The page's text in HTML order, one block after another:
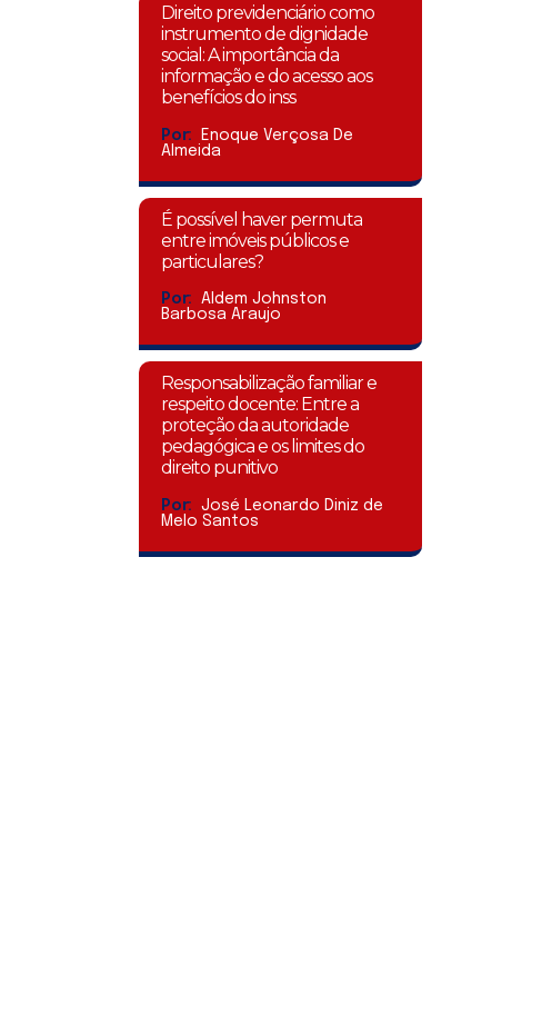
Direito previdenciário como
instrumento de dignidade
social: A importância da
informação e do acesso aos
benefícios do inss
Por:
Enoque Verçosa De
Almeida
É possível haver permuta
entre imóveis públicos e
particulares?
Por:
Aldem Johnston
Barbosa Araujo
Responsabilização familiar e
respeito docente: Entre a
proteção da autoridade
pedagógica e os limites do
direito punitivo
Por:
José Leonardo Diniz de
Melo Santos